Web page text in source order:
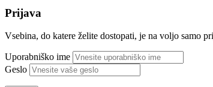
Prijava
Vsebina, do katere želite dostopati, je na voljo samo
Uporabniško ime
Geslo